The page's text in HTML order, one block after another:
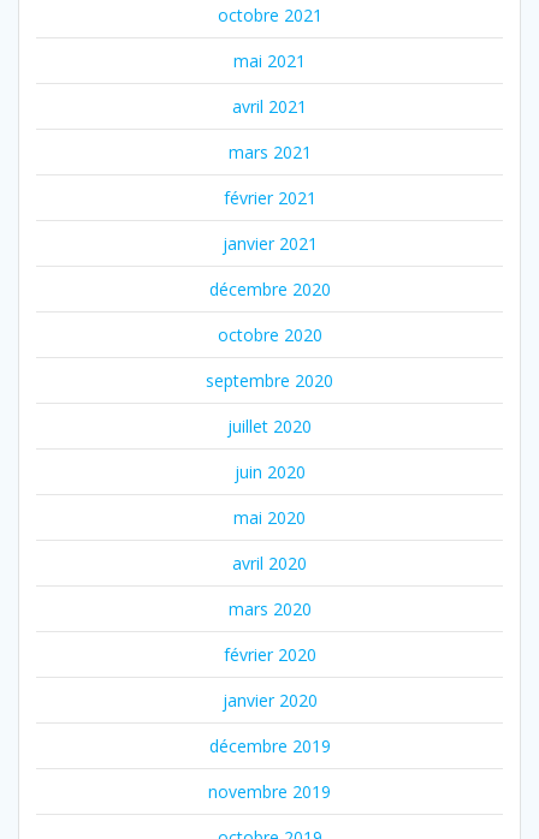
octobre 2021
mai 2021
avril 2021
mars 2021
février 2021
janvier 2021
décembre 2020
octobre 2020
septembre 2020
juillet 2020
juin 2020
mai 2020
avril 2020
mars 2020
février 2020
janvier 2020
décembre 2019
novembre 2019